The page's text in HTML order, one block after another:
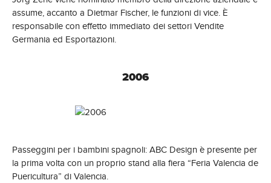
assume, accanto a Dietmar Fischer, le funzioni di vice. È
responsabile con effetto immediato dei settori Vendite
Germania ed Esportazioni.
2006
Passeggini per i bambini spagnoli: ABC Design è presente per
la prima volta con un proprio stand alla fiera “Feria Valencia de
Puericultura” di Valencia.